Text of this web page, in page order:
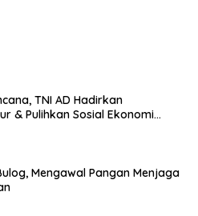
TNI AD Hadirkan
& Pulihkan Sosial Ekonomi
Mengawal Pangan Menjaga